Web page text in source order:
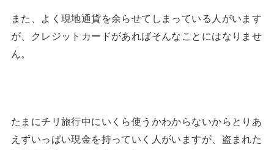
また、よく現地通貨を余らせてしまっている人がいます
が、クレジットカードがあればそんなことにはなりませ
ん。
たまにチリ旅行中にいくら使うかわからないからとりあ
えずいっぱい現金を持っていく人がいますが、盗まれた